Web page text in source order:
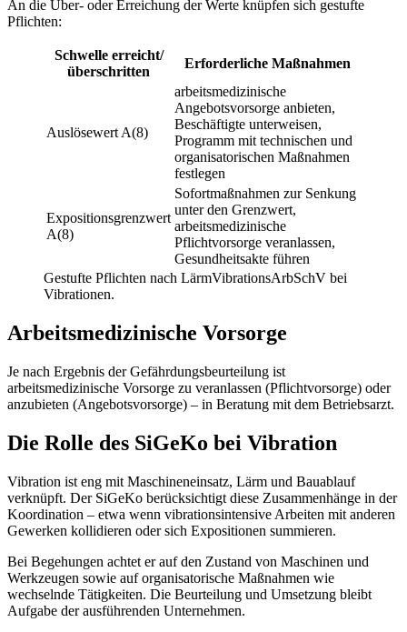
An die Über- oder Erreichung der Werte knüpfen sich gestufte
Pflichten:
Schwelle erreicht/
überschritten
Erforderliche Maßnahmen
Auslösewert A(8)
arbeitsmedizinische
Angebotsvorsorge anbieten,
Beschäftigte unterweisen,
Programm mit technischen und
organisatorischen Maßnahmen
festlegen
Expositionsgrenzwert
A(8)
Sofortmaßnahmen zur Senkung
unter den Grenzwert,
arbeitsmedizinische
Pflichtvorsorge veranlassen,
Gesundheitsakte führen
Gestufte Pflichten nach LärmVibrationsArbSchV bei
Vibrationen.
Arbeitsmedizinische Vorsorge
Je nach Ergebnis der Gefährdungsbeurteilung ist
arbeitsmedizinische Vorsorge zu veranlassen (Pflichtvorsorge) oder
anzubieten (Angebotsvorsorge) – in Beratung mit dem Betriebsarzt.
Die Rolle des SiGeKo bei Vibration
Vibration ist eng mit Maschineneinsatz, Lärm und Bauablauf
verknüpft. Der SiGeKo berücksichtigt diese Zusammenhänge in der
Koordination – etwa wenn vibrationsintensive Arbeiten mit anderen
Gewerken kollidieren oder sich Expositionen summieren.
Bei Begehungen achtet er auf den Zustand von Maschinen und
Werkzeugen sowie auf organisatorische Maßnahmen wie
wechselnde Tätigkeiten. Die Beurteilung und Umsetzung bleibt
Aufgabe der ausführenden Unternehmen.